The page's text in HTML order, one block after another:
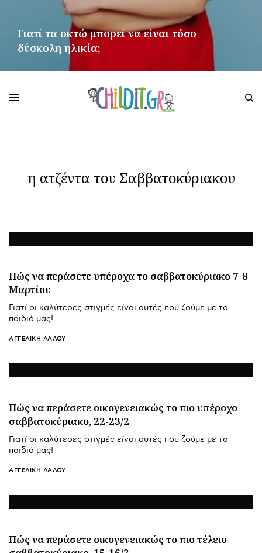
Γιατί τα οκτώ μπορεί να είναι τόσο
δύσκολη ηλικία;
η ατζέντα του Σαββατοκύριακου
Πώς να περάσετε υπέροχα το σαββατοκύριακο 7-8
Μαρτίου
Γιατί οι καλύτερες στιγμές είναι αυτές που ζούμε με τα
παιδιά μας!
ΑΓΓΕΛΙΚΉ ΛΆΛΟΥ
Πώς να περάσετε οικογενειακώς το πιο υπέροχο
σαββατοκύριακο, 22-23/2
Γιατί οι καλύτερες στιγμές είναι αυτές που ζούμε με τα
παιδιά μας!
ΑΓΓΕΛΙΚΉ ΛΆΛΟΥ
Πώς να περάσετε οικογενειακώς το πιο τέλειο